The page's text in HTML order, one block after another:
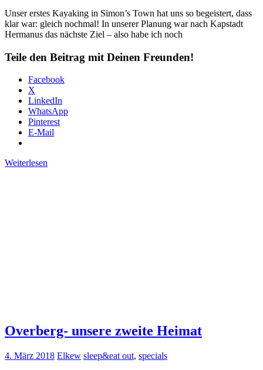
Unser erstes Kayaking in Simon’s Town hat uns so begeistert, dass
klar war: gleich nochmal! In unserer Planung war nach Kapstadt
Hermanus das nächste Ziel – also habe ich noch
Teile den Beitrag mit Deinen Freunden!
Facebook
X
LinkedIn
WhatsApp
Pinterest
E-Mail
Weiterlesen
Overberg- unsere zweite Heimat
4. März 2018 Elkew sleep&eat out, specials